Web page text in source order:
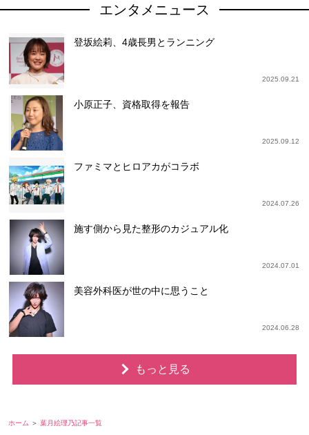
エンタメニュース
登坂絵莉、4歳長男とランニング
2025.09.21
小原正子、資格取得を報告
2025.09.12
ファミマとヒロアカがコラボ
2024.07.26
施す側から見た整形のカジュアル化
2024.07.01
美容外科医が世の中に思うこと
2024.06.28
もっと見る
ホーム 葉月絵理乃記事一覧